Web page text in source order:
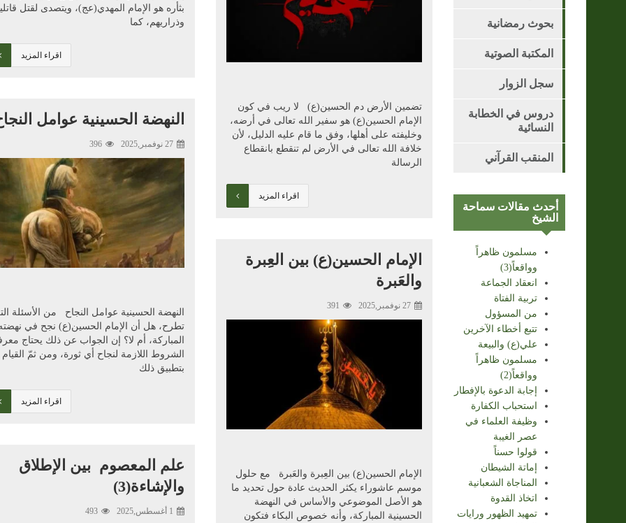
بحوث رمضانية
المكتبة الصوتية
سجل الزوار
دروس في الخطابة
النسائية
المنقب القرآني
أحدث مقالات سماحة
الشيخ
مسلمون ظاهراً
وواقعاً(3)
انعقاد الجماعة
تربية الفتاة
من المسؤول
تتبع أخطاء الآخرين
علي(ع) والبيعة
مسلمون ظاهراً
وواقعاً(2)
إجابة الدعوة بالإفطار
استحباب الكفارة
وظيفة العلماء في
عصر الغيبة
قولوا حسناً
إماتة الشيطان
المناجاة الشعبانية
اتخاذ القدوة
تمهيد الظهور ورايات
بثأره هو الإمام المهدي(عج)، ويتصدى لقتل
وذراريهم، كما
اقراء المزيد
تضمين الأرض دم الحسين(ع) لا ريب في كون
الإمام الحسين(ع) هو سفير الله تعالى في أرضه،
وخليفته على أهلها، وفق ما قام عليه الدليل، لأن
خلافة الله تعالى في الأرض لم تنقطع بانقطاع
الرسالة
اقراء المزيد
النهضة الحسينية عوامل
27 نوفمبر,2025 396
النهضة الحسينية عوامل النجاح من الأسئلة
تطرح، هل أن الإمام الحسين(ع) نجح في
المباركة، أم لا؟ إن الجواب عن ذلك يحتاج
الشروط اللازمة لنجاح أي ثورة، ومن ثمّ القيام
بتطبيق ذلك
اقراء المزيد
الإمام الحسين(ع) بين العِبرة
والعَبرة
27 نوفمبر,2025 391
الإمام الحسين(ع) بين العِبرة والعَبرة مع حلول
موسم عاشوراء يكثر الحديث عادة حول تحديد ما
هو الأصل الموضوعي والأساس في النهضة
الحسينية المباركة، وأنه خصوص البكاء فتكون
علم المعصوم بين الإطلاق
والإشاءة(3)
1 أغسطس,2025 493